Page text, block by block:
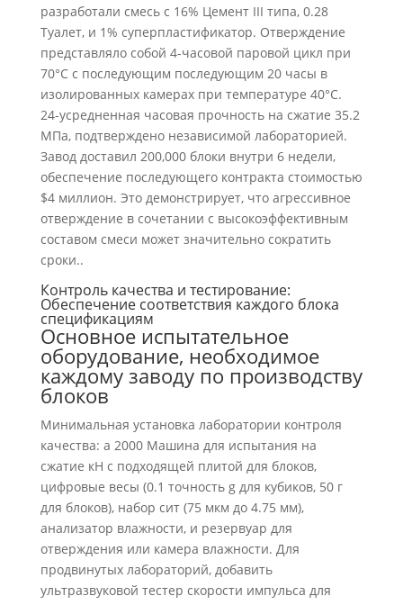
разработали смесь с 16% Цемент III типа, 0.28
Туалет, и 1% суперпластификатор. Отверждение
представляло собой 4-часовой паровой цикл при
70°C с последующим последующим 20 часы в
изолированных камерах при температуре 40°C.
24-усредненная часовая прочность на сжатие 35.2
МПа, подтверждено независимой лабораторией.
Завод доставил 200,000 блоки внутри 6 недели,
обеспечение последующего контракта стоимостью
$4 миллион. Это демонстрирует, что агрессивное
отверждение в сочетании с высокоэффективным
составом смеси может значительно сократить
сроки..
Контроль качества и тестирование:
Обеспечение соответствия каждого блока
спецификациям
Основное испытательное
оборудование, необходимое
каждому заводу по производству
блоков
Минимальная установка лаборатории контроля
качества: а 2000 Машина для испытания на
сжатие кН с подходящей плитой для блоков,
цифровые весы (0.1 точность g для кубиков, 50 г
для блоков), набор сит (75 мкм до 4.75 мм),
анализатор влажности, и резервуар для
отверждения или камера влажности. Для
продвинутых лабораторий, добавить
ультразвуковой тестер скорости импульса для